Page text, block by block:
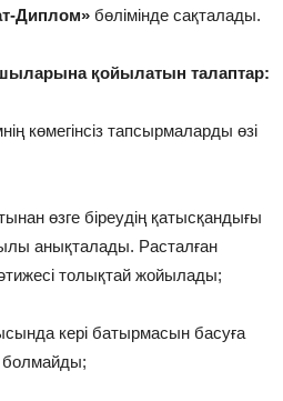
Диплом» бөлімінде сақталады.
қойылатын талаптар:
тапсырмаларды өзі
өзге біреудің қатысқандығы
анықталады. Расталған
толықтай жойылады;
кері батырмасын басуға
болмайды;